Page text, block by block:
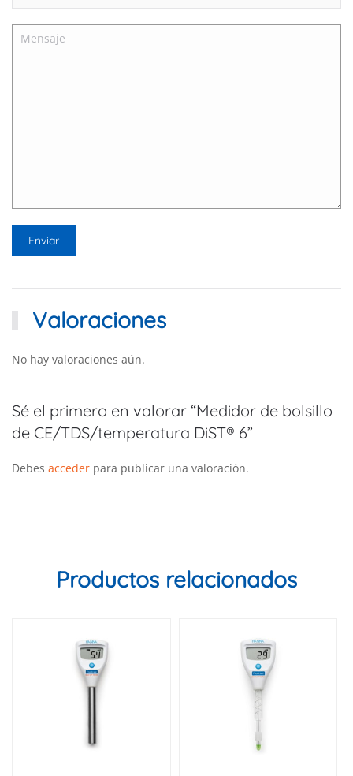
Valoraciones
No hay valoraciones aún.
Sé el primero en valorar “Medidor de bolsillo
de CE/TDS/temperatura DiST® 6”
Debes acceder para publicar una valoración.
Productos relacionados